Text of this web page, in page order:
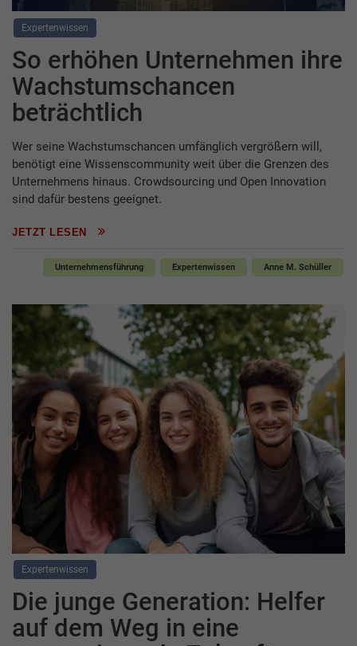
Expertenwissen
So erhöhen Unternehmen ihre
Wachstumschancen
beträchtlich
Wer seine Wachstumschancen umfänglich vergrößern will,
benötigt eine Wissenscommunity weit über die Grenzen des
Unternehmens hinaus. Crowdsourcing und Open Innovation
sind dafür bestens geeignet.
JETZT LESEN
Unternehmensführung Expertenwissen Anne M. Schüller
Expertenwissen
Die junge Generation: Helfer
auf dem Weg in eine